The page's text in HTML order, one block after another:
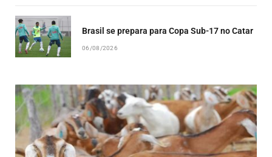
Brasil se prepara para Copa Sub-17 no Catar
06/08/2026